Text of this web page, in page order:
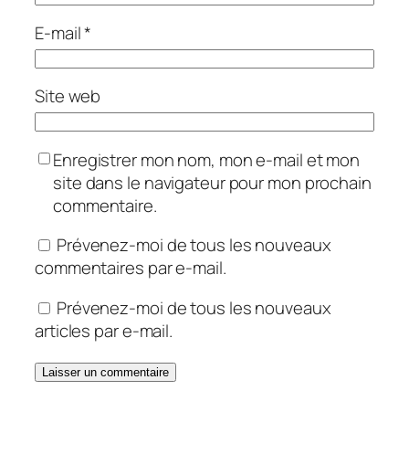
E-mail*
Site web
Enregistrer mon nom, mon e-mail et mon
site dans le navigateur pour mon prochain
commentaire.
Prévenez-moi de tous les nouveaux
commentaires par e-mail.
Prévenez-moi de tous les nouveaux
articles par e-mail.